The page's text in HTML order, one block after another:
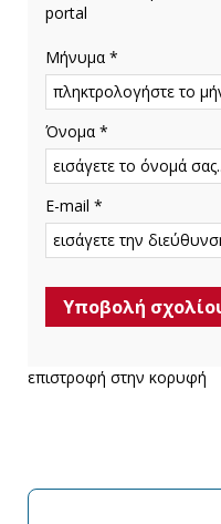
portal
Μήνυμα *
Όνομα *
E-mail *
επιστροφή στην κορυφή